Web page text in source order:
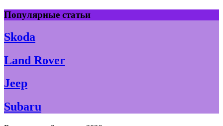
Skip
to
content
Популярные статьи
Skoda
Land Rover
Jeep
Subaru